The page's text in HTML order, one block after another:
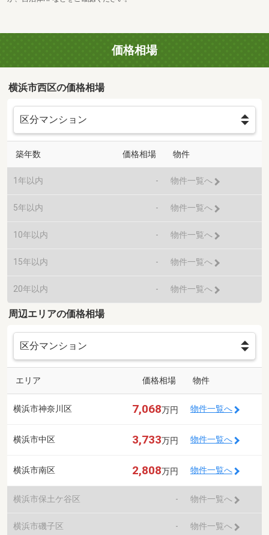
価格相場
横浜市西区の価格相場
築年数 価格相場 物件
1年以内 - 物件一覧へ
5年以内 - 物件一覧へ
10年以内 - 物件一覧へ
15年以内 - 物件一覧へ
20年以内 - 物件一覧へ
周辺エリアの価格相場
エリア 価格相場 物件
横浜市神奈川区 7,068万円 物件一覧へ
横浜市中区 3,733万円 物件一覧へ
横浜市南区 2,808万円 物件一覧へ
横浜市保土ケ谷区 - 物件一覧へ
横浜市磯子区 - 物件一覧へ